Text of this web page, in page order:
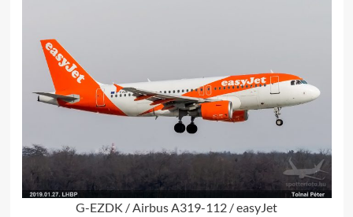
G-EZDK / Airbus A319-112 / easyJet